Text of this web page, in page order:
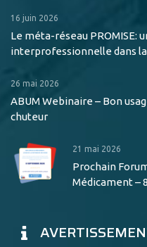
16 juin 2026
Le méta-réseau PROMISE:
interprofessionnelle dans
26 mai 2026
ABUM Webinaire – Bon
chuteur
21 mai 2026
Prochain
Médicament –